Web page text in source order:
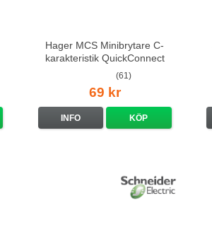
Hager MCS Minibrytare C-
karakteristik QuickConnect
(61)
69 kr
INFO KÖP